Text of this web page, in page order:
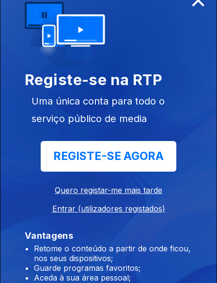
Edição | Margarida Pereira
20 jul. 2026
Edição I Sandra Pimenta
19 jul. 2026
Edição I Sandra Pimenta
Edição | Saes Furtado
Edição | Saes Furtado
16 jul. 2026
Registe-se na RTP
Uma única conta para todo o
serviço público de media
REGISTE-SE AGORA
Quero registar-me mais tarde
Entrar (utilizadores registados)
Vantagens
Retome o conteúdo a partir de onde ficou,
nos seus dispositivos;
Guarde programas favoritos;
Aceda à sua área pessoal;